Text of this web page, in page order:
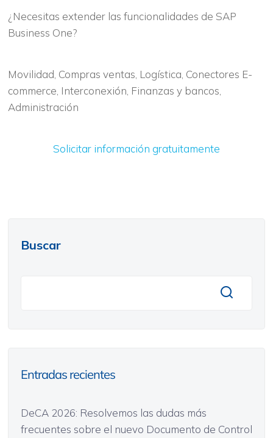
¿Necesitas extender las funcionalidades de SAP
Business One?
Movilidad, Compras ventas, Logística, Conectores E-
commerce, Interconexión, Finanzas y bancos,
Administración
Solicitar información gratuitamente
Buscar
Entradas recientes
DeCA 2026: Resolvemos las dudas más
frecuentes sobre el nuevo Documento de Control